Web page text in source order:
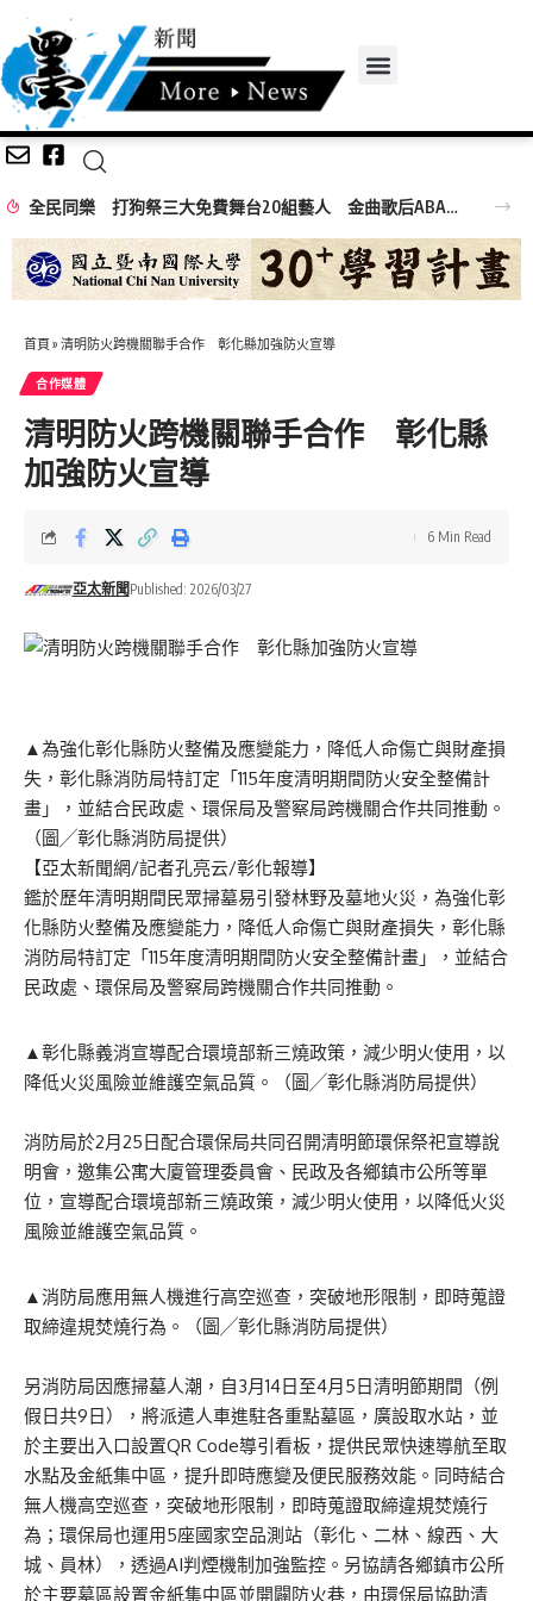
全民同樂 打狗祭三大免費舞台20組藝人 金曲歌后ABAO阿爆、布拉瑞揚舞團熱力引爆
首頁 » 清明防火跨機關聯手合作 彰化縣加強防火宣導
合作媒體
清明防火跨機關聯手合作 彰化縣
加強防火宣導
亞太新聞 Published: 2026/03/27
6 Min Read
▲為強化彰化縣防火整備及應變能力，降低人命傷亡與財產損
失，彰化縣消防局特訂定「115年度清明期間防火安全整備計
畫」，並結合民政處、環保局及警察局跨機關合作共同推動。
（圖╱彰化縣消防局提供）
【亞太新聞網/記者孔亮云/彰化報導】
鑑於歷年清明期間民眾掃墓易引發林野及墓地火災，為強化彰
化縣防火整備及應變能力，降低人命傷亡與財產損失，彰化縣
消防局特訂定「115年度清明期間防火安全整備計畫」，並結合
民政處、環保局及警察局跨機關合作共同推動。
▲彰化縣義消宣導配合環境部新三燒政策，減少明火使用，以
降低火災風險並維護空氣品質。（圖╱彰化縣消防局提供）
消防局於2月25日配合環保局共同召開清明節環保祭祀宣導說
明會，邀集公寓大廈管理委員會、民政及各鄉鎮市公所等單
位，宣導配合環境部新三燒政策，減少明火使用，以降低火災
風險並維護空氣品質。
▲消防局應用無人機進行高空巡查，突破地形限制，即時蒐證
取締違規焚燒行為。（圖╱彰化縣消防局提供）
另消防局因應掃墓人潮，自3月14日至4月5日清明節期間（例
假日共9日），將派遣人車進駐各重點墓區，廣設取水站，並
於主要出入口設置QR Code導引看板，提供民眾快速導航至取
水點及金紙集中區，提升即時應變及便民服務效能。同時結合
無人機高空巡查，突破地形限制，即時蒐證取締違規焚燒行
為；環保局也運用5座國家空品測站（彰化、二林、線西、大
城、員林），透過AI判煙機制加強監控。另協請各鄉鎮市公所
於主要墓區設置金紙集中區並開闢防火巷，由環保局協助清